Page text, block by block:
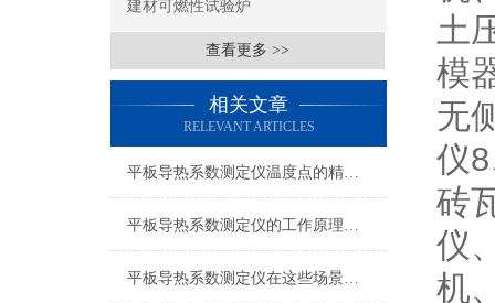
建材可燃性试验炉
查看更多 >>
相关文章
RELEVANT ARTICLES
平板导热系数测定仪温度点的精确设定与影响分析
平板导热系数测定仪的工作原理与应用
平板导热系数测定仪在这些场景发挥了重要作用
土
模
无
仪
砖
仪
机